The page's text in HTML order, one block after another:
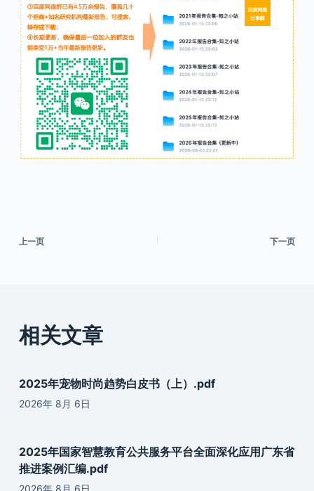
上一页 下一页
相关文章
2025年宠物时尚趋势白皮书（上）.pdf
2026年 8月 6日
2025年国家智慧教育公共服务平台全面深化应用广东省
推进案例汇编.pdf
2026年 8月 6日